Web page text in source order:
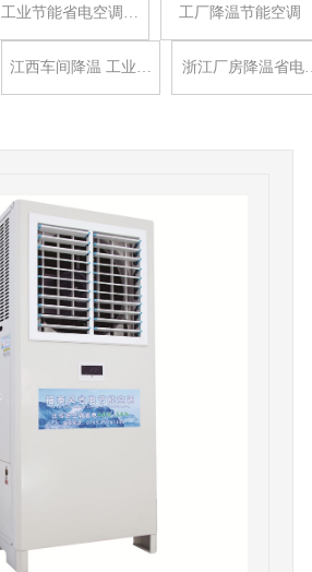
工业节能省电空调… 工厂降温节能空调
江西车间降温 工业… 浙江厂房降温省